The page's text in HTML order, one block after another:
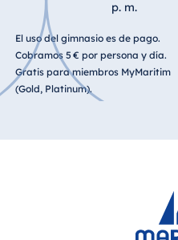
p. m.
El uso del gimnasio es de pago.
Cobramos 5 € por persona y día.
Gratis para miembros MyMaritim
(Gold, Platinum).